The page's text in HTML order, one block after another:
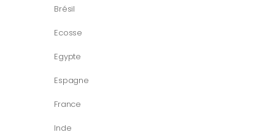
Brésil
Ecosse
Egypte
Espagne
France
Inde